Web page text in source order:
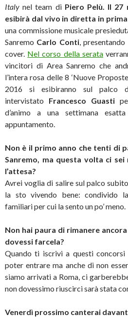
Italynel team di Piero Pelù. Il 27
esibirà dal vivo in diretta in
una commissione musicale
Sanremo Carlo Conti,
cover. Nel corso della serata
vincitori di Area Sanremo che
l’intera rosa delle 8 ‘Nuove
2016 si esibiranno sul palco
intervistato Francesco Guasti
d’animo a una settimana
appuntamento.
Non è il primo anno che tenti di
Sanremo, ma questa volta ci
l’attesa?
Avrei voglia di salire sul palco
la sto vivendo bene: condivido
familiari per cui la sento un po’ meno.
Non hai paura di rimanere
dovessi farcela?
Quando ti iscrivi a questi
poter entrare ma anche di non
siamo arrivati a Roma, ci
non dovessimo riuscirci sarà stata
Venerdì prossimo canterai